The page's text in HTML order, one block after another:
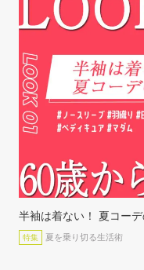
半袖は着ない！ 夏コー
特集 夏を乗り切る生活術